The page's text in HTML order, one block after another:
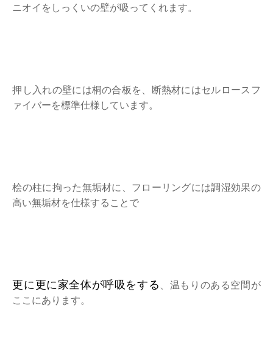
ニオイをしっくいの壁が吸ってくれます。
押し入れの壁には桐の合板を、断熱材にはセルロースフ
ァイバーを標準仕様しています。
桧の柱に拘った無垢材に、フローリングには調湿効果の
高い無垢材を仕様することで
更に更に家全体が呼吸をする
、温もりのある空間が
ここにあります。